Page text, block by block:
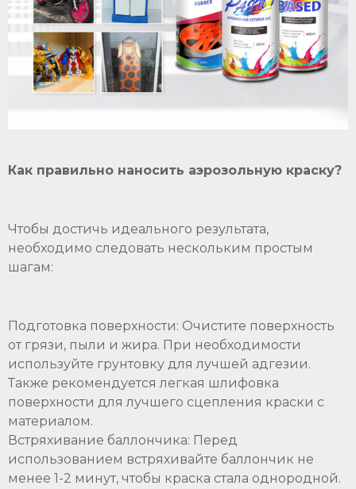
Как правильно наносить аэрозольную краску?
Чтобы достичь идеального результата,
необходимо следовать нескольким простым
шагам:
Подготовка поверхности: Очистите поверхность
от грязи, пыли и жира. При необходимости
используйте грунтовку для лучшей адгезии.
Также рекомендуется легкая шлифовка
поверхности для лучшего сцепления краски с
материалом.
Встряхивание баллончика: Перед
использованием встряхивайте баллончик не
менее 1-2 минут, чтобы краска стала однородной.